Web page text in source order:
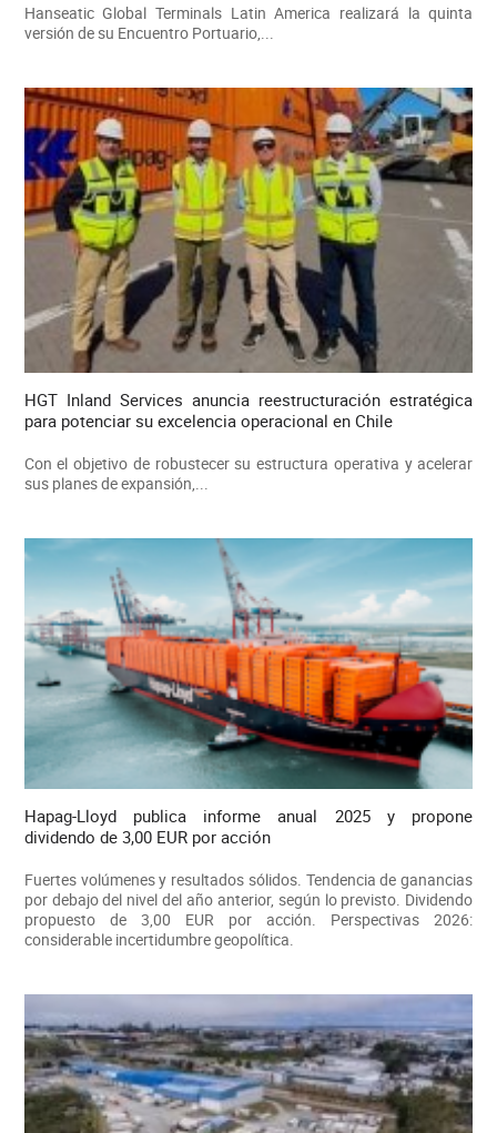
Hanseatic Global Terminals Latin America realizará la quinta
versión de su Encuentro Portuario,...
HGT Inland Services anuncia reestructuración estratégica
para potenciar su excelencia operacional en Chile
Con el objetivo de robustecer su estructura operativa y acelerar
sus planes de expansión,...
Hapag-Lloyd publica informe anual 2025 y propone
dividendo de 3,00 EUR por acción
Fuertes volúmenes y resultados sólidos. Tendencia de ganancias
por debajo del nivel del año anterior, según lo previsto. Dividendo
propuesto de 3,00 EUR por acción. Perspectivas 2026:
considerable incertidumbre geopolítica.